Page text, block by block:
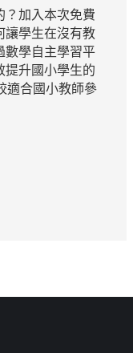
？加入本次免費
讓學生在沒有教
數學自主學習平
提升國小學生的
適合國小教師參